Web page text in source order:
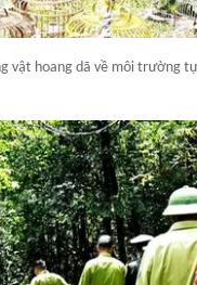
vật hoang dã về môi trường